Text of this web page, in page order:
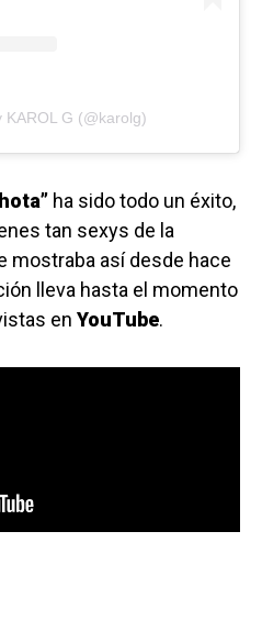
KAROL G (@karolg)
ha sido todo un éxito,
tan sexys de la
mostraba así desde hace
lleva hasta el momento
en YouTube.